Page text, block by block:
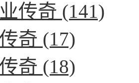
传奇 (141)
奇 (17)
奇 (18)